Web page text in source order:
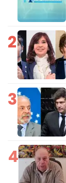
2
3
4